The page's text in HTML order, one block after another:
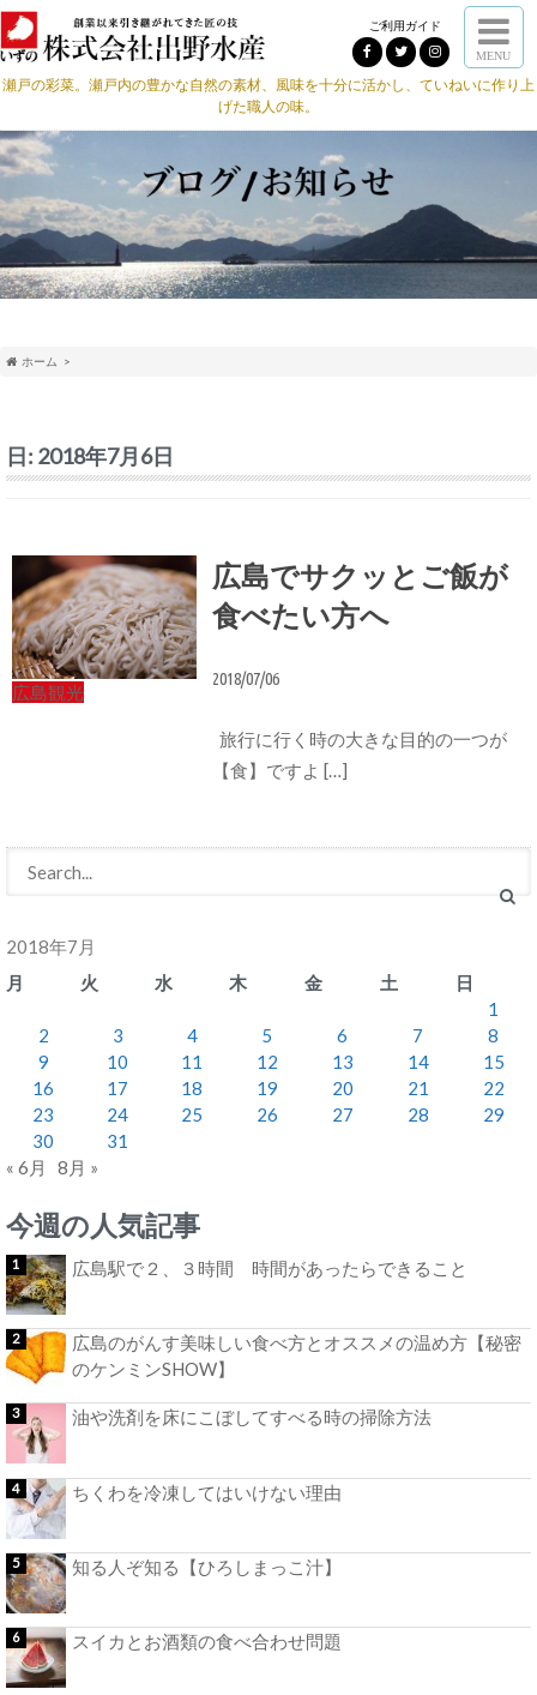
ご利用ガイド
MENU
瀬戸の彩菜。瀬戸内の豊かな自然の素材、風味を十分に活かし、ていねいに作り上
げた職人の味。
ホーム
日: 2018年7月6日
広島観光
広島でサクッとご飯が
食べたい方へ
2018/07/06
旅行に行く時の大きな目的の一つが
【食】ですよ […]
2018年7月
月
火 水 木 金 土
日
1
2
3 4 5 6 7
8
9
10 11 12 13 14
15
16
17 18 19 20 21
22
23
24 25 26 27 28
29
30
31
« 6月
8月 »
今週の人気記事
広島駅で２、３時間 時間があったらできること
広島のがんす美味しい食べ方とオススメの温め方【秘密
のケンミンSHOW】
油や洗剤を床にこぼしてすべる時の掃除方法
ちくわを冷凍してはいけない理由
知る人ぞ知る【ひろしまっこ汁】
スイカとお酒類の食べ合わせ問題